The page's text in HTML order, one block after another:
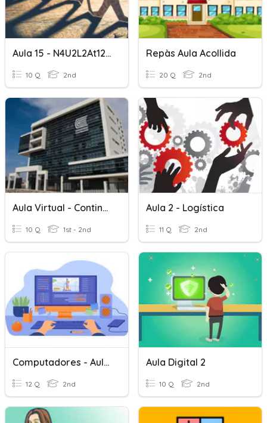
Aula 15 - N4U2L2At1234
10 Q 2nd
Repàs Aula Acollida
20 Q 2nd
Aula Virtual - Continental
10 Q 1st - 2nd
Aula 2 - Logística
11 Q 2nd
Computadores - Aula 1
12 Q 2nd
Aula Digital 2
10 Q 2nd